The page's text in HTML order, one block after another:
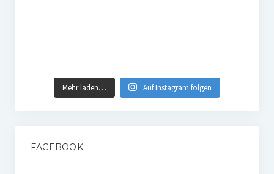
Mehr laden… Auf Instagram folgen
FACEBOOK